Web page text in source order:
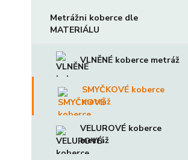
Metrážni koberce dle
MATERIÁLU
VLNĚNÉ koberce metráž
SMYČKOVÉ koberce
metráž
VELUROVÉ koberce
metráž